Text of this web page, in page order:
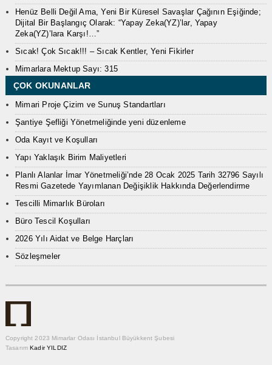
Henüz Belli Değil Ama, Yeni Bir Küresel Savaşlar Çağının Eşiğinde;
Dijital Bir Başlangıç Olarak: “Yapay Zeka(YZ)’lar, Yapay
Zeka(YZ)’lara Karşı!…”
Sıcak! Çok Sıcak!!! – Sıcak Kentler, Yeni Fikirler
Mimarlara Mektup Sayı: 315
ÇOK OKUNANLAR
Mimari Proje Çizim ve Sunuş Standartları
Şantiye Şefliği Yönetmeliğinde yeni düzenleme
Oda Kayıt ve Koşulları
Yapı Yaklaşık Birim Maliyetleri
Planlı Alanlar İmar Yönetmeliği’nde 28 Ocak 2025 Tarih 32796 Sayılı
Resmi Gazetede Yayımlanan Değişiklik Hakkında Değerlendirme
Tescilli Mimarlık Büroları
Büro Tescil Koşulları
2026 Yılı Aidat ve Belge Harçları
Sözleşmeler
Copyright 2023 Mimarlar Odası İstanbul Büyükkent Şubesi
Tasarım Kadir YILDIZ